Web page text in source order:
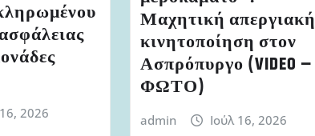
2026
Μαχητική απεργιακή
κινητοποίηση στον
Ασπρόπυργο (VIDEO –
ΦΩΤΟ)
admin Ιούλ 16, 2026